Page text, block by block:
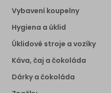
Vybavení koupelny
Hygiena a úklid
Úklidové stroje a vozíky
Káva, čaj a čokoláda
Dárky a čokoláda